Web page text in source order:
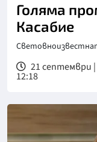
Голяма
Касабие
21 септември |
12:18